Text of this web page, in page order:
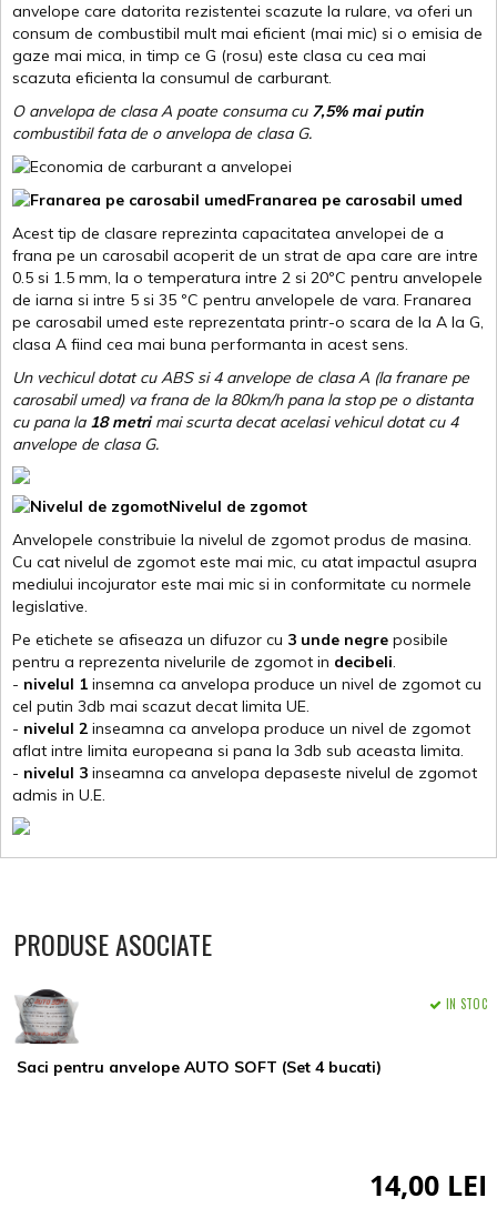
anvelope care datorita rezistentei scazute la rulare, va oferi un
consum de combustibil mult mai eficient (mai mic) si o emisia de
gaze mai mica, in timp ce G (rosu) este clasa cu cea mai
scazuta eficienta la consumul de carburant.
O anvelopa de clasa A poate consuma cu 7,5% mai putin
combustibil fata de o anvelopa de clasa G.
Franarea pe carosabil umed
Acest tip de clasare reprezinta capacitatea anvelopei de a
frana pe un carosabil acoperit de un strat de apa care are intre
0.5 si 1.5 mm, la o temperatura intre 2 si 20ºC pentru anvelopele
de iarna si intre 5 si 35 ºC pentru anvelopele de vara. Franarea
pe carosabil umed este reprezentata printr-o scara de la A la G,
clasa A fiind cea mai buna performanta in acest sens.
Un vechicul dotat cu ABS si 4 anvelope de clasa A (la franare pe
carosabil umed) va frana de la 80km/h pana la stop pe o distanta
cu pana la 18 metrimai scurta decat acelasi vehicul dotat cu 4
anvelope de clasa G.
Nivelul de zgomot
Anvelopele constribuie la nivelul de zgomot produs de masina.
Cu cat nivelul de zgomot este mai mic, cu atat impactul asupra
mediului incojurator este mai mic si in conformitate cu normele
legislative.
Pe etichete se afiseaza un difuzor cu 3 unde negre posibile
pentru a reprezenta nivelurile de zgomot in decibeli.
- nivelul 1 insemna ca anvelopa produce un nivel de zgomot cu
cel putin 3db mai scazut decat limita UE.
- nivelul 2 inseamna ca anvelopa produce un nivel de zgomot
aflat intre limita europeana si pana la 3db sub aceasta limita.
- nivelul 3 inseamna ca anvelopa depaseste nivelul de zgomot
admis in U.E.
PRODUSE ASOCIATE
Saci pentru anvelope AUTO SOFT (Set 4 bucati)
IN STOC
14,00 LEI